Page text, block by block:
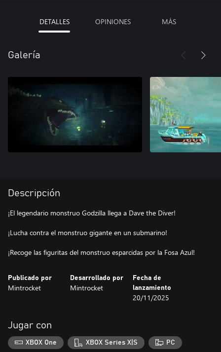
DETALLES OPINIONES MÁS
Galería
Descripción
¡El legendario monstruo Godzilla llega a Dave the Diver!
¡Lucha contra el monstruo gigante en un submarino!
¡Recoge las figuritas del monstruo esparcidas por la Fosa Azul!
Publicado por
Mintrocket
Desarrollado por
Mintrocket
Fecha de
lanzamiento
20/11/2025
Jugar con
XBOX One XBOX Series X|S PC